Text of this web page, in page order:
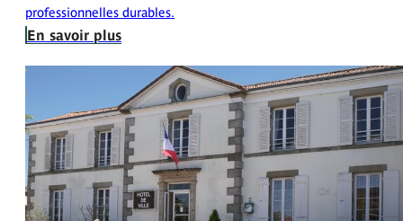
professionnelles durables.
En savoir plus